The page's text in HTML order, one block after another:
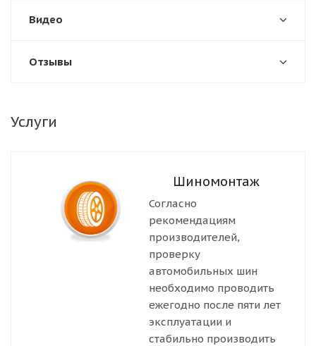
Видео
Отзывы
Услуги
Шиномонтаж
Согласно
рекомендациям
производителей,
проверку
автомобильных шин
необходимо проводить
ежегодно после пяти лет
эксплуатации и
стабильно производить